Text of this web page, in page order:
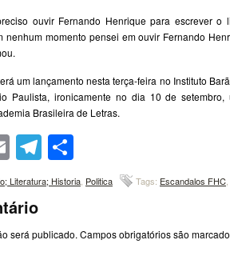
ouvir Fernando Henrique para escrever o
nenhum momento pensei em ouvir Fernando
um lançamento nesta terça-feira no Instituto
Paulista, ironicamente no dia 10 de
Brasileira de Letras.
EmailTelegram
Literatura; Historia Politica Tags: Escandalos FHC
será publicado. Campos obrigatórios são